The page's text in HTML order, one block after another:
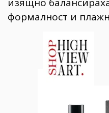
изящно
формалност и